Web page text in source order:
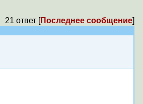
21 ответ [Последнее сообщение]